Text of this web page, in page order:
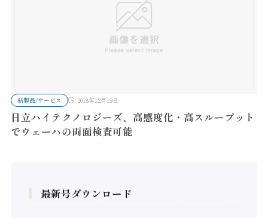
新製品/サービス 2018年12月19日
日立ハイテクノロジーズ、高感度化・高スループット
でウェーハの両面検査可能
最新号ダウンロード